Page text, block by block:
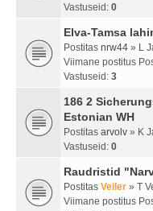
Vastuseid: 0
Elva-Tamsa
Postitas nrw44 » L
Viimane postitus
Vastuseid: 3
186 2
Estonian WH
Postitas arvolv » K
Vastuseid: 0
Raudristid
Postitas Veiler » T
Viimane postitus